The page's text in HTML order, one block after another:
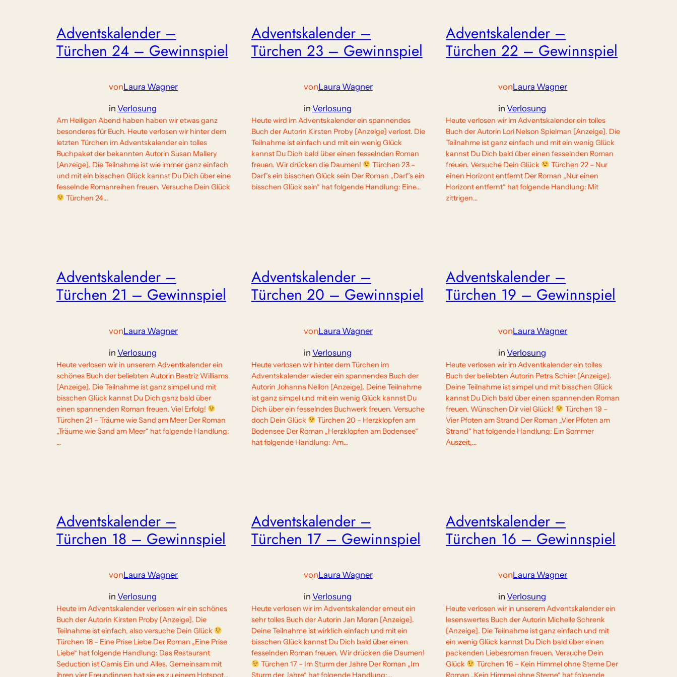
Adventskalender –
Türchen 24 – Gewinnspiel
vonLaura Wagner
in Verlosung
Am Heiligen Abend haben haben wir etwas ganz
besonderes für Euch. Heute verlosen wir hinter dem
letzten Türchen im Adventskalender ein tolles
Buchpaket der bekannten Autorin Susan Mallery
[Anzeige]. Die Teilnahme ist wie immer ganz einfach
und mit ein bisschen Glück kannst Du Dich über eine
fesselnde Romanreihen freuen. Versuche Dein Glück
Türchen 24…
Adventskalender –
Türchen 23 – Gewinnspiel
vonLaura Wagner
in Verlosung
Heute wird im Adventskalender ein spannendes
Buch der Autorin Kirsten Proby [Anzeige] verlost. Die
Teilnahme ist einfach und mit ein wenig Glück
kannst Du Dich bald über einen fesselnden Roman
freuen. Wir drücken die Daumen!
Türchen 23 –
Darf’s ein bisschen Glück sein Der Roman „Darf’s ein
bisschen Glück sein“ hat folgende Handlung: Eine…
Adventskalender –
Türchen 22 – Gewinnspiel
vonLaura Wagner
inVerlosung
Heute verlosen wir im Adventskalender ein tolles
Buch der Autorin Lori Nelson Spielman [Anzeige]. Die
Teilnahme ist ganz einfach und mit ein wenig Glück
kannst Du Dich bald über einen fesselnden Roman
freuen. Versuche Dein Glück
Türchen 22 – Nur
einen Horizont entfernt Der Roman „Nur einen
Horizont entfernt“ hat folgende Handlung: Mit
zittrigen…
Adventskalender –
Türchen 21 – Gewinnspiel
vonLaura Wagner
in Verlosung
Heute verlosen wir in unserem Adventkalender ein
schönes Buch der beliebten Autorin Beatriz Williams
[Anzeige]. Die Teilnahme ist ganz simpel und mit
bisschen Glück kannst Du Dich ganz bald über
einen spannenden Roman freuen. Viel Erfolg!
Türchen 21 – Träume wie Sand am Meer Der Roman
„Träume wie Sand am Meer“ hat folgende Handlung:
…
Adventskalender –
Türchen 20 – Gewinnspiel
vonLaura Wagner
in Verlosung
Heute verlosen wir hinter dem Türchen im
Adventskalender wieder ein spannendes Buch der
Autorin Johanna Nellon [Anzeige]. Deine Teilnahme
ist ganz simpel und mit ein wenig Glück kannst Du
Dich über ein fesselndes Buchwerk freuen. Versuche
doch Dein Glück
Türchen 20 – Herzklopfen am
Bodensee Der Roman „Herzklopfen am Bodensee“
hat folgende Handlung: Am…
Adventskalender –
Türchen 19 – Gewinnspiel
vonLaura Wagner
inVerlosung
Heute verlosen wir im Adventkalender ein tolles
Buch der beliebten Autorin Petra Schier [Anzeige].
Deine Teilnahme ist simpel und mit bisschen Glück
kannst Du Dich bald über einen spannenden Roman
freuen. Wünschen Dir viel Glück!
Türchen 19 –
Vier Pfoten am Strand Der Roman „Vier Pfoten am
Strand“ hat folgende Handlung: Ein Sommer
Auszeit,…
Adventskalender –
Türchen 18 – Gewinnspiel
vonLaura Wagner
in Verlosung
Heute im Adventskalender verlosen wir ein schönes
Buch der Autorin Kirsten Proby [Anzeige]. Die
Teilnahme ist einfach, also versuche Dein Glück
Türchen 18 – Eine Prise Liebe Der Roman „Eine Prise
Liebe“ hat folgende Handlung: Das Restaurant
Seduction ist Camis Ein und Alles. Gemeinsam mit
ihren vier Freundinnen hat sie es zu einem Hotspot…
Adventskalender –
Türchen 17 – Gewinnspiel
vonLaura Wagner
in Verlosung
Heute verlosen wir im Adventskalender erneut ein
sehr tolles Buch der Autorin Jan Moran [Anzeige].
Deine Teilnahme ist wirklich einfach und mit ein
bisschen Glück kannst Du Dich bald über einen
fesselnden Roman freuen. Wir drücken die Daumen!
Türchen 17 – Im Sturm der Jahre Der Roman „Im
Sturm der Jahre“ hat folgende Handlung:…
Adventskalender –
Türchen 16 – Gewinnspiel
vonLaura Wagner
inVerlosung
Heute verlosen wir in unserem Adventskalender ein
lesenswertes Buch der Autorin Michelle Schrenk
[Anzeige]. Die Teilnahme ist ganz einfach und mit
ein wenig Glück kannst Du Dich bald über einen
packenden Liebesroman freuen. Versuche Dein
Glück
Türchen 16 – Kein Himmel ohne Sterne Der
Roman „Kein Himmel ohne Sterne“ hat folgende